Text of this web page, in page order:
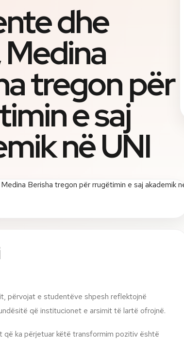
dhe
tregon për
e saj
në UNI
përvojat e studentëve shpesh reflektojnë
që institucionet e arsimit të lartë ofrojnë.
që ka përjetuar këtë transformim pozitiv është